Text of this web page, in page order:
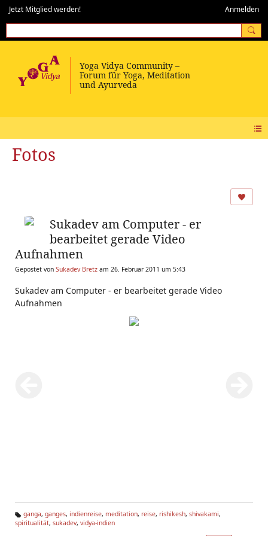
Jetzt Mitglied werden! Anmelden
Fotos
Sukadev am Computer - er
bearbeitet gerade Video
Aufnahmen
Gepostet von Sukadev Bretz am 26. Februar 2011 um 5:43
Sukadev am Computer - er bearbeitet gerade Video
Aufnahmen
Ta
ganga, ganges, indienreise, meditation, reise, rishikesh, shivakami,
spiritualität, sukadev, vidya-indien